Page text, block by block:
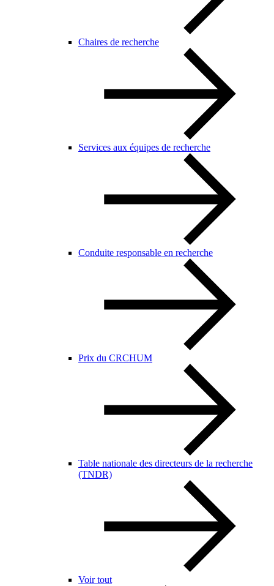
Chaires de recherche
Services aux équipes de recherche
Conduite responsable en recherche
Prix du CRCHUM
Table nationale des directeurs de la recherche
(TNDR)
Voir tout